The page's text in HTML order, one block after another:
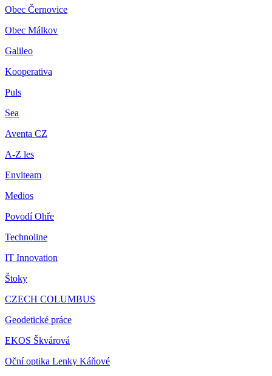
Obec Černovice
Obec Málkov
Galileo
Kooperativa
Puls
Sea
Aventa CZ
A-Z les
Enviteam
Medios
Povodí Ohře
Technoline
IT Innovation
Štoky
CZECH COLUMBUS
Geodetické práce
EKOS Škvárová
Oční optika Lenky Káňové